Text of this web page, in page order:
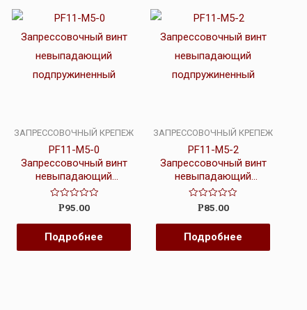
ЗАПРЕССОВОЧНЫЙ КРЕПЕЖ
PF11-M5-0
Запрессовочный винт
невыпадающий
подпружиненный
Оценка
из
Р95.00
Подробнее
ЗАПРЕССОВОЧНЫЙ КРЕПЕЖ
PF11-M5-2
Запрессовочный винт
невыпадающий
подпружиненный
Оценка
из
Р85.00
Подробнее